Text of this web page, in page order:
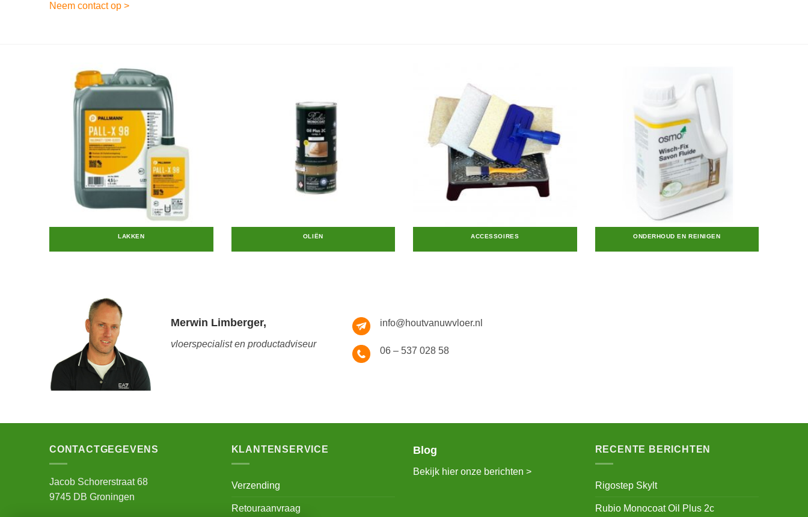
Neem contact op >
LAKKEN OLIËN ACCESSOIRES ONDERHOUD EN REINIGEN
Merwin Limberger,
vloerspecialist en productadviseur
info@houtvanuwvloer.nl
06 – 537 028 58
CONTACTGEGEVENS
Jacob Schorerstraat 68
9745 DB Groningen
KLANTENSERVICE
Verzending
Retouraanvraag
Blog
Bekijk hier onze berichten >
RECENTE BERICHTEN
Rigostep Skylt
Rubio Monocoat Oil Plus 2c